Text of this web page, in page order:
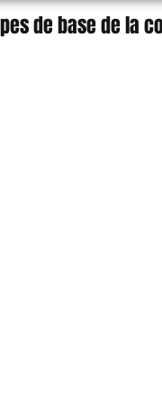
de base de la